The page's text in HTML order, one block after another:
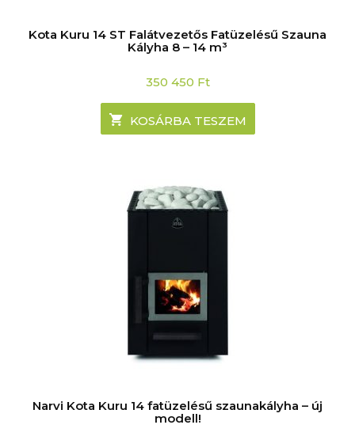
Kota Kuru 14 ST Falátvezetős Fatüzelésű Szauna
Kályha 8 – 14 m³
350 450 Ft
KOSÁRBA TESZEM
Narvi Kota Kuru 14 fatüzelésű szaunakályha – új
modell!